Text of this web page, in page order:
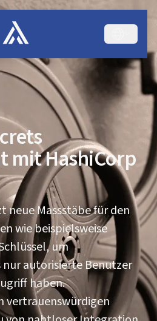
mit HashiCorp
neue Massstäbe für den
wie beispielsweise
um
nur autorisierte Benutzer
haben.
vertrauenswürdigen